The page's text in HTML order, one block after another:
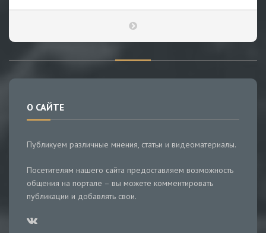
О САЙТЕ
Публикуем различные мнения, статьи и видеоматериалы.
Посетителям нашего сайта предоставляем возможность
общения на портале – вы можете комментировать
публикации и добавлять свои.